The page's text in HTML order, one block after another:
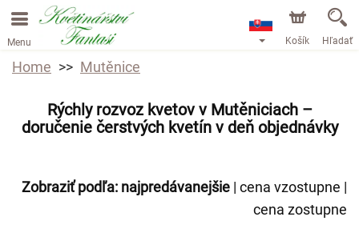
Menu Košík Hľadať
Home Mutěnice
Rýchly rozvoz kvetov v Mutěniciach –
doručenie čerstvých kvetín v deň objednávky
Zobraziť podľa: najpredávanejšie | cena vzostupne |
cena zostupne